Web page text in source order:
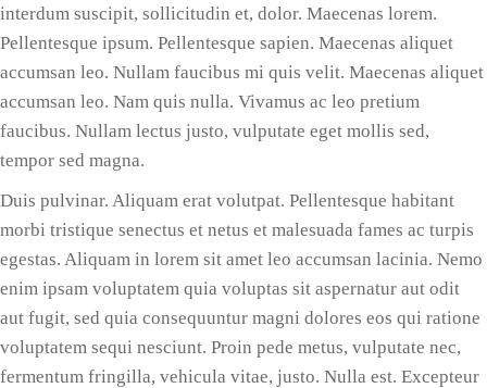
interdum suscipit, sollicitudin et, dolor. Maecenas lorem.
Pellentesque ipsum. Pellentesque sapien. Maecenas aliquet
accumsan leo. Nullam faucibus mi quis velit. Maecenas aliquet
accumsan leo. Nam quis nulla. Vivamus ac leo pretium
faucibus. Nullam lectus justo, vulputate eget mollis sed,
tempor sed magna.
Duis pulvinar. Aliquam erat volutpat. Pellentesque habitant
morbi tristique senectus et netus et malesuada fames ac turpis
egestas. Aliquam in lorem sit amet leo accumsan lacinia. Nemo
enim ipsam voluptatem quia voluptas sit aspernatur aut odit
aut fugit, sed quia consequuntur magni dolores eos qui ratione
voluptatem sequi nesciunt. Proin pede metus, vulputate nec,
fermentum fringilla, vehicula vitae, justo. Nulla est. Excepteur